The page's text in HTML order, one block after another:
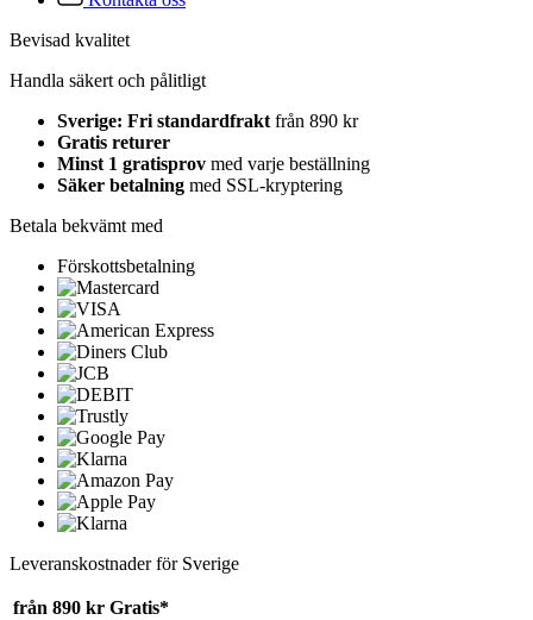
Bevisad kvalitet
Handla säkert och pålitligt
Sverige: Fri standardfrakt från 890 kr
Gratis returer
Minst 1 gratisprov med varje beställning
Säker betalning med SSL-kryptering
Betala bekvämt med
Förskottsbetalning
Leveranskostnader för Sverige
från 890 kr Gratis*